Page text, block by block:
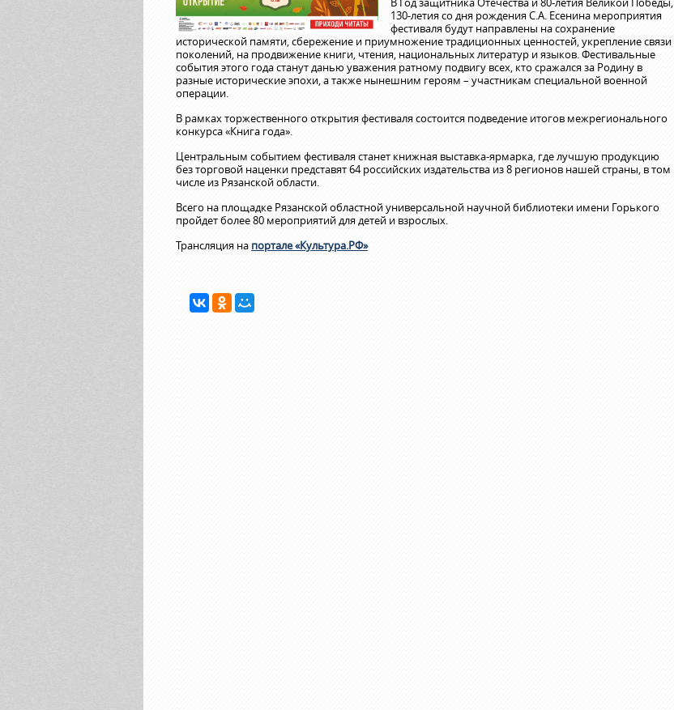
130-летия со дня рождения С.А. Есенина мероприятия
фестиваля будут направлены на сохранение
исторической памяти, сбережение и приумножение традиционных ценностей, укрепление связи
поколений, на продвижение книги, чтения, национальных литератур и языков. Фестивальные
события этого года станут данью уважения ратному подвигу всех, кто сражался за Родину в
разные исторические эпохи, а также нынешним героям – участникам специальной военной
операции.
В рамках торжественного открытия фестиваля состоится подведение итогов межрегионального
конкурса «Книга года».
Центральным событием фестиваля станет книжная выставка-ярмарка, где лучшую продукцию
без торговой наценки представят 64 российских издательства из 8 регионов нашей страны, в том
числе из Рязанской области.
Всего на площадке Рязанской областной универсальной научной библиотеки имени Горького
пройдет более 80 мероприятий для детей и взрослых.
Трансляция на портале «Культура.РФ»